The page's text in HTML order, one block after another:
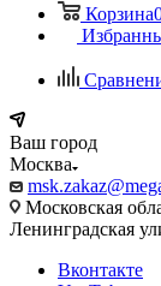
Корзина
Ваш город
Москва
Московская
Ленинградская
Вконтакте